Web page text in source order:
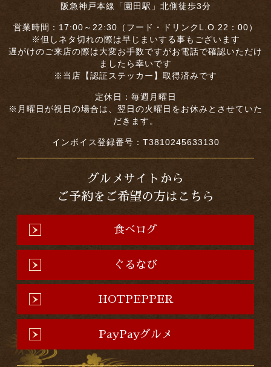
阪急神戸本線「園田駅」北側徒歩3分
営業時間：17:00～22:30（フード・ドリンクL.O.22：00）
※但しネタ切れの際は早じまいする事もございます
遅がけのご来店の際は大変お手数ですがお電話で確認いただけ
ましたら幸いです
※当店【認証ステッカー】取得済みです
定休日：毎週月曜日
※月曜日が祝日の場合は、翌日の火曜日をお休みとさせていた
だきます。
インボイス登録番号：T3810245633130
グルメサイトから
ご予約をご希望の方はこちら
食べログ
ぐるなび
HOTPEPPER
PayPayグルメ